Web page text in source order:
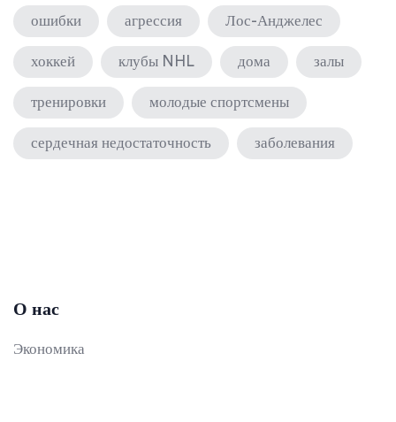
ошибки агрессия Лос-Анджелес
хоккей клубы NHL дома залы
тренировки молодые спортсмены
сердечная недостаточность заболевания
О нас
Экономика